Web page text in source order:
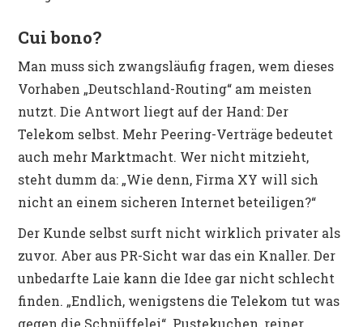
Cui bono?
Man muss sich zwangsläufig fragen, wem dieses
Vorhaben „Deutschland-Routing“ am meisten
nutzt. Die Antwort liegt auf der Hand: Der
Telekom selbst. Mehr Peering-Verträge bedeutet
auch mehr Marktmacht. Wer nicht mitzieht,
steht dumm da: „Wie denn, Firma XY will sich
nicht an einem sicheren Internet beteiligen?“
Der Kunde selbst surft nicht wirklich privater als
zuvor. Aber aus PR-Sicht war das ein Knaller. Der
unbedarfte Laie kann die Idee gar nicht schlecht
finden. „Endlich, wenigstens die Telekom tut was
gegen die Schnüffelei“. Pustekuchen, reiner